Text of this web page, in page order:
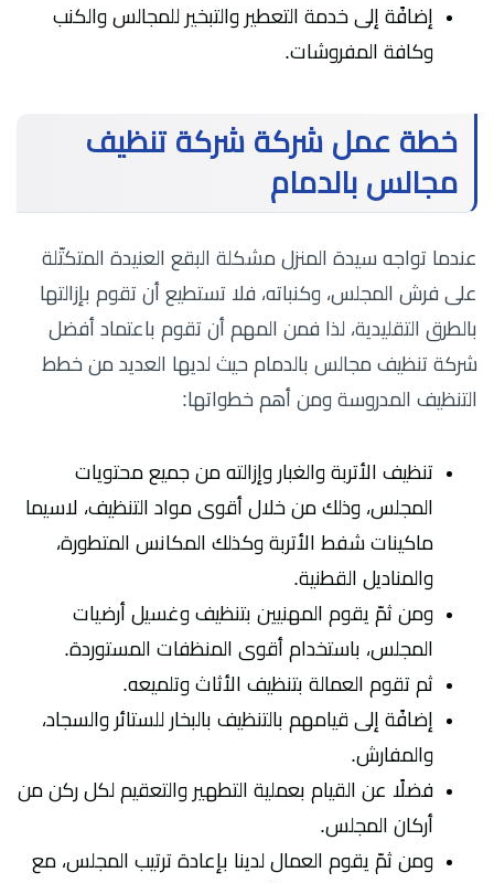
إضافًة إلى خدمة التعطير والتبخير للمجالس والكنب
وكافة المفروشات.
خطة عمل شركة شركة تنظيف
مجالس بالدمام
عندما تواجه سيدة المنزل مشكلة البقع العنيدة المتكتّلة
على فرش المجلس، وكنباته، فلا تستطيع أن تقوم بإزالتها
بالطرق التقليدية، لذا فمن المهم أن تقوم باعتماد أفضل
شركة تنظيف مجالس بالدمام حيث لديها العديد من خطط
التنظيف المدروسة ومن أهم خطواتها:
تنظيف الأتربة والغبار وإزالته من جميع محتويات
المجلس، وذلك من خلال أقوى مواد التنظيف، لاسيما
ماكينات شفط الأتربة وكذلك المكانس المتطورة،
والمناديل القطنية.
ومن ثمّ يقوم المهنيين بتنظيف وغسيل أرضيات
المجلس، باستخدام أقوى المنظفات المستوردة.
ثم تقوم العمالة بتنظيف الأثاث وتلميعه.
إضافًة إلى قيامهم بالتنظيف بالبخار للستائر والسجاد،
والمفارش.
فضلًا عن القيام بعملية التطهير والتعقيم لكل ركن من
أركان المجلس.
ومن ثمّ يقوم العمال لدينا بإعادة ترتيب المجلس، مع